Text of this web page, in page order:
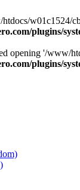
w01c1524/
plugins/
opening '/www/
plugins/